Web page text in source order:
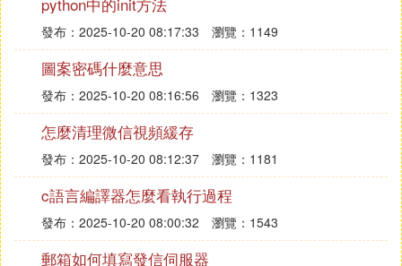
3、Borland Turbo C 或稱 Turbo C
這些C語言版本不僅實現了ANSI C標准，而且在此基
礎上各自作了一些擴充，使之更加方便、完美。
⑷ C編譯程序的功能是什麼
檢查C語言程序的語法錯誤
如果用gcc編譯，只需要一個命令就可以生成可執行
文件hw:xiaosuo@gentux hw $ gcc -o hw hw.cxiaosu
o@gentux hw $ ./hw Hello World!
發布：2025-10-20 08:17:33 瀏覽：1149
圖案密碼什麼意思
發布：2025-10-20 08:16:56 瀏覽：1323
怎麼清理微信視頻緩存
發布：2025-10-20 08:12:37 瀏覽：1181
c語言編譯器怎麼看執行過程
發布：2025-10-20 08:00:32 瀏覽：1543
郵箱如何填寫發信伺服器